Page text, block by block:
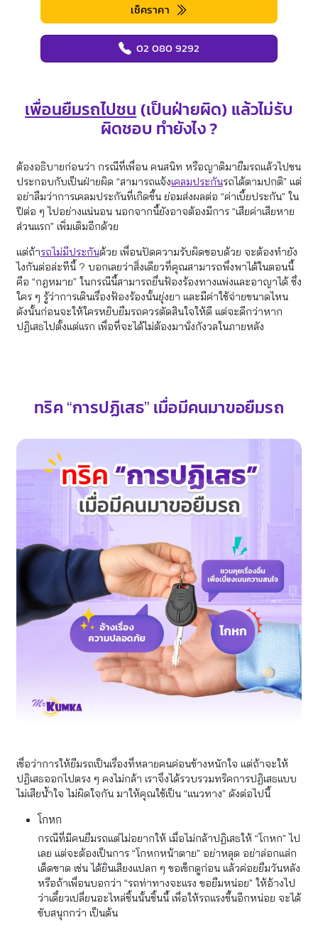
เช็คราคา
02 080 9292
เพื่อนยืมรถไปชน (เป็นฝ่ายผิด) แล้วไม่รับ
ผิดชอบ ทำยังไง ?
ต้องอธิบายก่อนว่า กรณีที่เพื่อน คนสนิท หรือญาติมายืมรถแล้วไปชน
ประกอบกับเป็นฝ่ายผิด “สามารถแจ้งเคลมประกันรถได้ตามปกติ” แต่
อย่าลืมว่าการเคลมประกันที่เกิดขึ้น ย่อมส่งผลต่อ “ค่าเบี้ยประกัน” ใน
ปีต่อ ๆ ไปอย่างแน่นอน นอกจากนี้ยังอาจต้องมีการ “เสียค่าเสียหาย
ส่วนแรก” เพิ่มเติมอีกด้วย
แต่ถ้ารถไม่มีประกันด้วย เพื่อนปัดความรับผิดชอบด้วย จะต้องทำยัง
ไงกันต่อล่ะทีนี้ ? บอกเลยว่าสิ่งเดียวที่คุณสามารถพึ่งพาได้ในตอนนี้
คือ “กฎหมาย” ในกรณีนี้สามารถยื่นฟ้องร้องทางแพ่งและอาญาได้ ซึ่ง
ใคร ๆ รู้ว่าการเดินเรื่องฟ้องร้องนั้นยุ่งยา และมีค่าใช้จ่ายขนาดไหน
ดังนั้นก่อนจะให้ใครหยิบยืมรถควรตัดสินใจให้ดี แต่จะดีกว่าหาก
ปฏิเสธไปตั้งแต่แรก เพื่อที่จะได้ไม่ต้องมานั่งกังวลในภายหลัง
ทริค “การปฏิเสธ” เมื่อมีคนมาขอยืมรถ
เชื่อว่าการให้ยืมรถเป็นเรื่องที่หลายคนค่อนข้างหนักใจ แต่ถ้าจะให้
ปฏิเสธออกไปตรง ๆ คงไม่กล้า เราจึงได้รวบรวมทริคการปฏิเสธแบบ
ไม่เสียน้ำใจ ไม่ผิดใจกัน มาให้คุณใช้เป็น “แนวทาง” ดังต่อไปนี้
โกหก
กรณีที่มีคนยืมรถแต่ไม่อยากให้ เมื่อไม่กล้าปฏิเสธให้ “โกหก” ไป
เลย แต่จะต้องเป็นการ “โกหกหน้าตาย” อย่าหลุด อย่าล่อกแล่ก
เด็ดขาด เช่น ได้ยินเสียงแปลก ๆ ขอเช็กดูก่อน แล้วค่อยยืมวันหลัง
หรือถ้าเพื่อนบอกว่า “รถท่าทางจะแรง ขอยืมหน่อย” ให้อ้างไป
ว่าเดี๋ยวเปลี่ยนอะไหล่ชิ้นนั้นชิ้นนี้ เพื่อให้รถแรงขึ้นอีกหน่อย จะได้
ขับสนุกกว่า เป็นต้น